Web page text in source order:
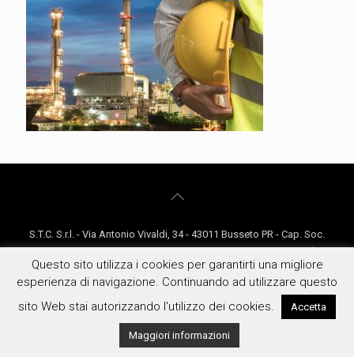
S.T.C. S.r.l. - Via Antonio Vivaldi, 34 - 43011 Busseto PR - Cap. Soc.
€5000 i.v. - P. Iva: 02813100340 - REA: PR268982 -Privacy&Cookie
Policy -Condizioni Generali
Questo sito utilizza i cookies per garantirti una migliore
esperienza di navigazione. Continuando ad utilizzare questo
sito Web stai autorizzando l'utilizzo dei cookies.
Accetta
Maggiori informazioni